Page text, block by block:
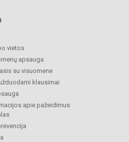
vietos
apsauga
su visuomene
klausimai
apie pažeidimus